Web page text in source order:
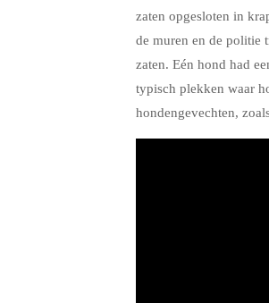
zaten opgesloten in
de muren en de politie
zaten. Eén hond had
typisch plekken waar
hondengevechten,